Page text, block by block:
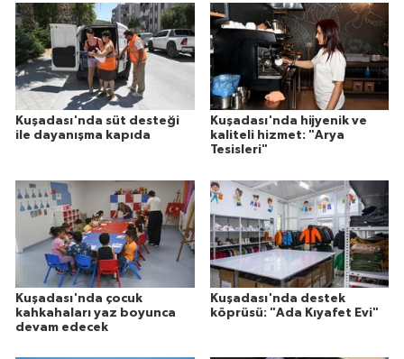
Kuşadası'nda süt desteği
ile dayanışma kapıda
Kuşadası'nda hijyenik ve
kaliteli hizmet: "Arya
Tesisleri"
Kuşadası'nda çocuk
kahkahaları yaz boyunca
devam edecek
Kuşadası'nda destek
köprüsü: "Ada Kıyafet Evi"